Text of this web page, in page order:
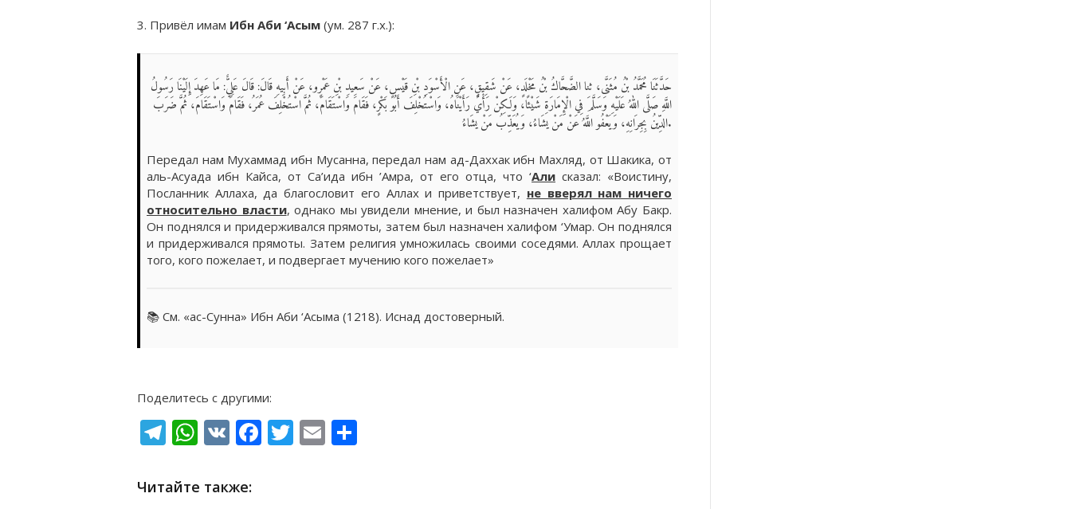
3. Привёл имам Ибн Аби ‘Асым (ум. 287 г.х.):
حَدَّثَنَا مُحَمَّدُ بْنُ مُثَنَّى، ثنا الضَّحَّاكُ بْنُ مَخْلَدٍ، عَنْ شَقِيقٍ، عَنِ الْأَسْوَدِ بْنِ قَيْسٍ، عَنْ سَعِيدِ بْنِ عَمْرٍو، عَنْ أَبِيهِ قَالَ: قَالَ عَلِيٌّ: مَا عَهِدَ إِلَيْنَا رَسُولُ
اللَّهِ صَلَّى اللهُ عَلَيْهِ وَسَلَّمَ فِي الْإِمَارَةِ شَيْئًا، وَلَكِنْ رَأْيٌ رَأَيْنَاهُ، وَاسْتُخْلِفَ أَبُو بَكْرٍ، فَقَامَ وَاسْتَقَامَ، ثُمَّ اسْتُخْلِفَ عُمَرُ، فَقَامَ وَاسْتَقَامَ، ثُمَّ ضَرَبَ
الدِّينُ بِجِرَانِهِ، وَيَعْفُو اللَّهُ عَنْ مَنْ يشَاءُ، وَيُعَذِّبُ مَنْ يشَاءُ.
Передал нам Мухаммад ибн Мусанна, передал нам ад-Даххак ибн Махляд, от Шакика, от
аль-Асуада ибн Кайса, от Са’ида ибн ’Амра, от его отца, что ‘Али сказал: «Воистину,
Посланник Аллаха, да благословит его Аллах и приветствует, не вверял нам ничего
относительно власти, однако мы увидели мнение, и был назначен халифом Абу Бакр.
Он поднялся и придерживался прямоты, затем был назначен халифом ‘Умар. Он поднялся
и придерживался прямоты. Затем религия умножилась своими соседями. Аллах прощает
того, кого пожелает, и подвергает мучению кого пожелает»
📚 См. «ас-Сунна» Ибн Аби ‘Асыма (1218). Иснад достоверный.
Поделитесь с другими:
Telegram
WhatsApp
VK Facebook
Twitter
Email
Читайте также: